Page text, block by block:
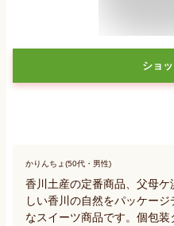
ショ
かりんちょ(50代・男性)
香川土産の定番商品、父母
しい香川の自然をパッケー
なスイーツ商品です。個包